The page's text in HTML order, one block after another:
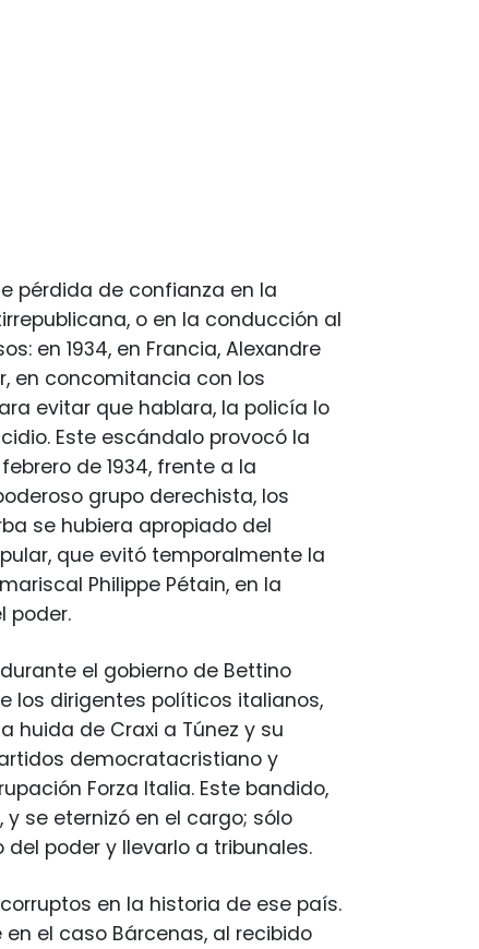
pérdida de confianza en la
o en la conducción al
en 1934, en Francia, Alexandre
en concomitancia con los
evitar que hablara, la policía lo
Este escándalo provocó la
de 1934, frente a la
grupo derechista, los
se hubiera apropiado del
que evitó temporalmente la
Philippe Pétain, en la
poder.
el gobierno de Bettino
los dirigentes políticos italianos,
huida de Craxi a Túnez y su
democratacristiano y
Forza Italia. Este bandido,
se eternizó en el cargo; sólo
poder y llevarlo a tribunales.
en la historia de ese país.
el caso Bárcenas, al recibido